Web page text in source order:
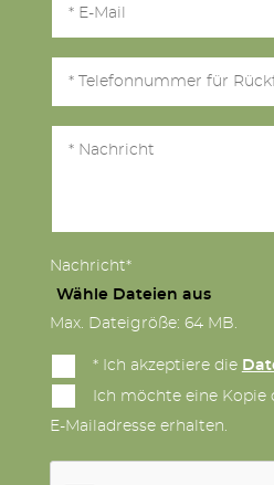
Nachricht*
Wähle Dateien aus
Max. Dateigröße: 64 MB.
* Ich akzeptiere die
Ich möchte eine
E-Mailadresse erhalten.